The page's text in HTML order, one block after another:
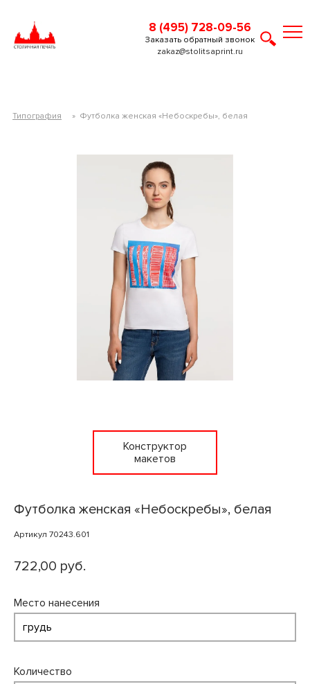
8 (495) 728-09-56
zakaz@stolitsaprint.ru
Заказать обратный звонок
Типография » Футболка женская «Небоскребы», белая
Конструктор
макетов
Футболка женская «Небоскребы», белая
Артикул 70243.601
722,00 руб.
Место нанесения
Количество